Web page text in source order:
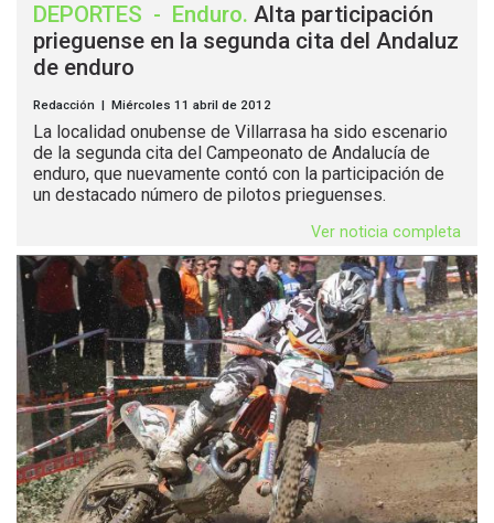
DEPORTES - Enduro. Alta participación
prieguense en la segunda cita del Andaluz
de enduro
Redacción | Miércoles 11 abril de 2012
La localidad onubense de Villarrasa ha sido escenario
de la segunda cita del Campeonato de Andalucía de
enduro, que nuevamente contó con la participación de
un destacado número de pilotos prieguenses.
Ver noticia completa